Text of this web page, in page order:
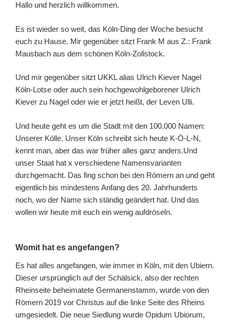
Hallo und herzlich willkommen.
Es ist wieder so weit, das Köln-Ding der Woche besucht
euch zu Hause. Mir gegenüber sitzt Frank M aus Z.: Frank
Mausbach aus dem schönen Köln-Zollstock.
Und mir gegenüber sitzt UKKL alias Ulrich Kiever Nagel
Köln-Lotse oder auch sein hochgewohlgeborener Ulrich
Kiever zu Nagel oder wie er jetzt heißt, der Leven Ulli.
Und heute geht es um die Stadt mit den 100.000 Namen:
Unserer Kölle. Unser Köln schreibt sich heute K-Ö-L-N,
kennt man, aber das war früher alles ganz anders.Und
unser Staat hat x verschiedene Namensvarianten
durchgemacht. Das fing schon bei den Römern an und geht
eigentlich bis mindestens Anfang des 20. Jahrhunderts
noch, wo der Name sich ständig geändert hat. Und das
wollen wir heute mit euch ein wenig aufdröseln.
Womit hat es angefangen?
Es hat alles angefangen, wie immer in Köln, mit den Ubiern.
Dieser ursprünglich auf der Schälsick, also der rechten
Rheinseite beheimatete Germanenstamm, wurde von den
Römern 2019 vor Christus auf die linke Seite des Rheins
umgesiedelt. Die neue Siedlung wurde Opidum Ubiorum,